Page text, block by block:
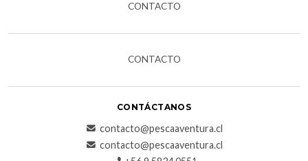
CONTACTO
CONTACTO
CONTÁCTANOS
contacto@pescaaventura.cl
contacto@pescaaventura.cl